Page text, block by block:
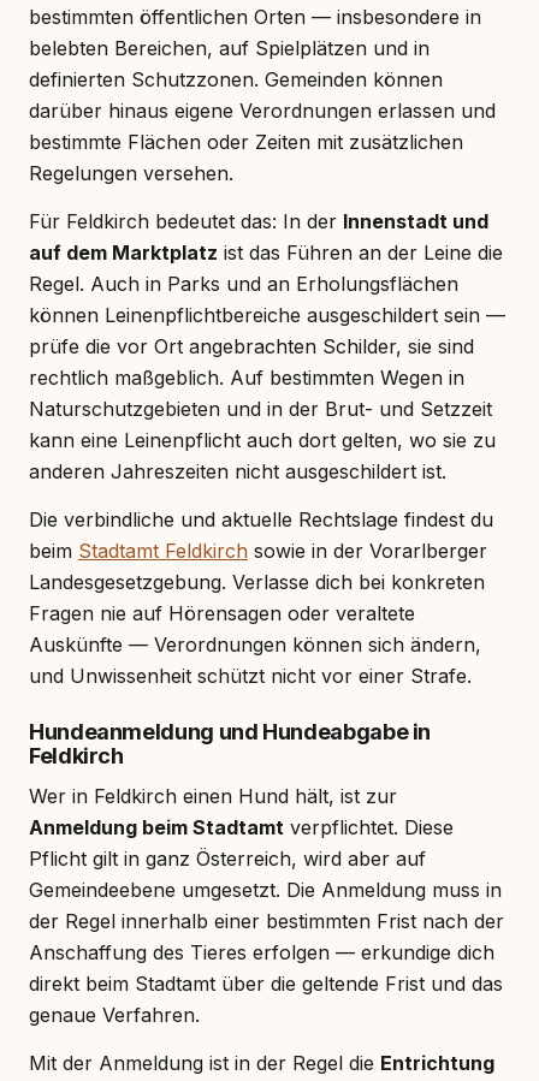
bestimmten öffentlichen Orten — insbesondere in
belebten Bereichen, auf Spielplätzen und in
definierten Schutzzonen. Gemeinden können
darüber hinaus eigene Verordnungen erlassen und
bestimmte Flächen oder Zeiten mit zusätzlichen
Regelungen versehen.
Für Feldkirch bedeutet das: In der Innenstadt und
auf dem Marktplatz ist das Führen an der Leine die
Regel. Auch in Parks und an Erholungsflächen
können Leinenpflichtbereiche ausgeschildert sein —
prüfe die vor Ort angebrachten Schilder, sie sind
rechtlich maßgeblich. Auf bestimmten Wegen in
Naturschutzgebieten und in der Brut- und Setzzeit
kann eine Leinenpflicht auch dort gelten, wo sie zu
anderen Jahreszeiten nicht ausgeschildert ist.
Die verbindliche und aktuelle Rechtslage findest du
beim Stadtamt Feldkirch sowie in der Vorarlberger
Landesgesetzgebung. Verlasse dich bei konkreten
Fragen nie auf Hörensagen oder veraltete
Auskünfte — Verordnungen können sich ändern,
und Unwissenheit schützt nicht vor einer Strafe.
Hundeanmeldung und Hundeabgabe in
Feldkirch
Wer in Feldkirch einen Hund hält, ist zur
Anmeldung beim Stadtamt verpflichtet. Diese
Pflicht gilt in ganz Österreich, wird aber auf
Gemeindeebene umgesetzt. Die Anmeldung muss in
der Regel innerhalb einer bestimmten Frist nach der
Anschaffung des Tieres erfolgen — erkundige dich
direkt beim Stadtamt über die geltende Frist und das
genaue Verfahren.
Mit der Anmeldung ist in der Regel die Entrichtung